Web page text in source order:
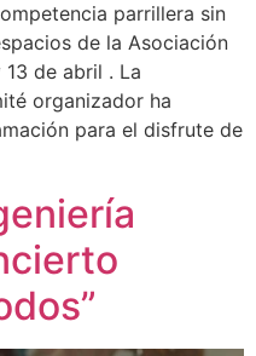
parrillera sin
de la Asociación
13 de abril . La
organizador ha
para el disfrute de